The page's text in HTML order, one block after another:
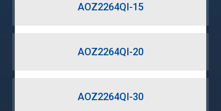
AOZ2264QI-15
AOZ2264QI-20
AOZ2264QI-30